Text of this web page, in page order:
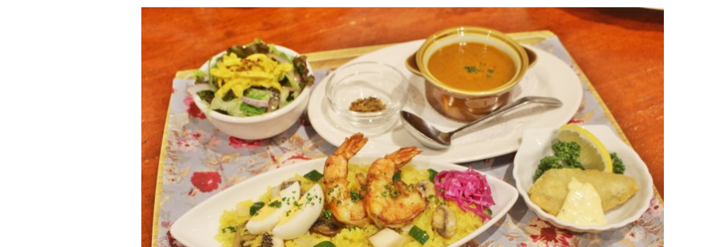
【インタビューフォ
ト】櫻坂46・田村保
ピンクの衣装がステ
キ！ 「ME:I」MIU＆
【大胆カット満載】
乃木坂46・与田祐希
【渾身の一冊】乃木
坂46・山下美月、
【超貴重】デビュー
前の初々しい姿が見